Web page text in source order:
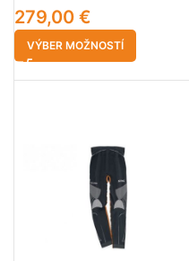
279,00 €
VÝBER MOŽNOSTÍ